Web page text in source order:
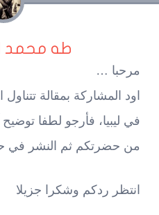
طه محمد
مرحبا …
اود المشاركة بمقالة تتناول
في ليبيا، فأرجو لطفا توضيح
من حضرتكم ثم النشر في
انتظر ردكم وشكرا جزيلا